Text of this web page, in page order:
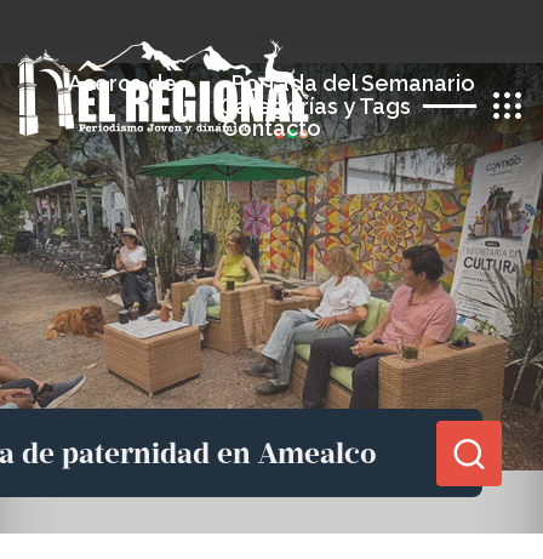
Acerca de
Portada del Semanario
Contacto
Categorías y Tags
Compartir